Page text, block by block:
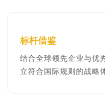
标杆借鉴
结合全球领先企业与优
立符合国际规则的战略